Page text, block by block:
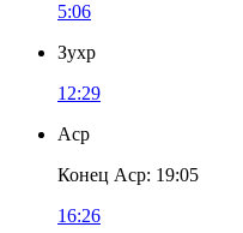
5:06
Зухр
12:29
Аср
Конец Аср: 19:05
16:26